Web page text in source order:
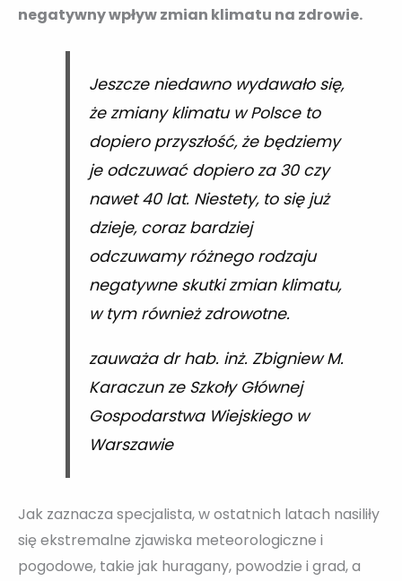
negatywny wpływ zmian klimatu na zdrowie.
Jeszcze niedawno wydawało się,
że zmiany klimatu w Polsce to
dopiero przyszłość, że będziemy
je odczuwać dopiero za 30 czy
nawet 40 lat. Niestety, to się już
dzieje, coraz bardziej
odczuwamy różnego rodzaju
negatywne skutki zmian klimatu,
w tym również zdrowotne.
zauważa dr hab. inż. Zbigniew M.
Karaczun ze Szkoły Głównej
Gospodarstwa Wiejskiego w
Warszawie
Jak zaznacza specjalista, w ostatnich latach nasiliły
się ekstremalne zjawiska meteorologiczne i
pogodowe, takie jak huragany, powodzie i grad, a